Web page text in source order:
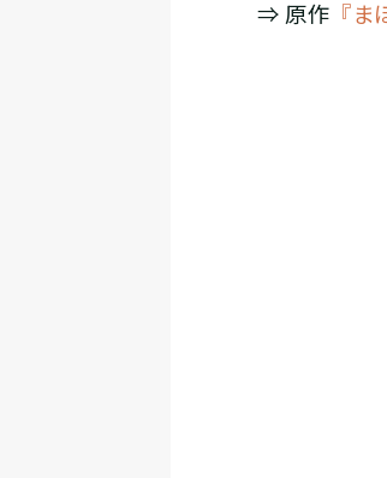
⇒ 原作 『